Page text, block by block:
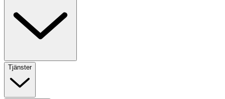
Tjänster